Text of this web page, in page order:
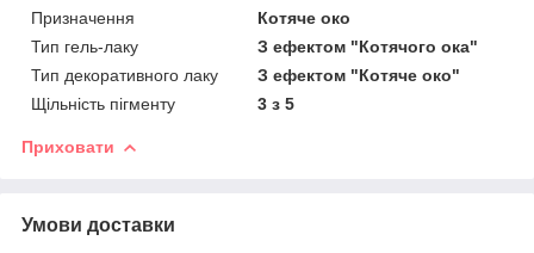
Призначення
Котяче око
Тип гель-лаку
З ефектом "Котячого ока"
Тип декоративного лаку
З ефектом "Котяче око"
Щільність пігменту
3 з 5
Приховати
Умови доставки